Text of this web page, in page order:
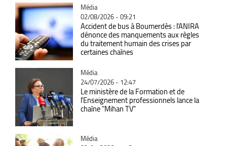
Catégorie
Média
02/08/2026 - 09:21
Accident de bus à Boumerdès : l'ANIRA
dénonce des manquements aux règles
du traitement humain des crises par
certaines chaînes
Catégorie
Média
24/07/2026 - 12:47
Le ministère de la Formation et de
l'Enseignement professionnels lance la
chaîne "Mihan TV"
Catégorie
Média